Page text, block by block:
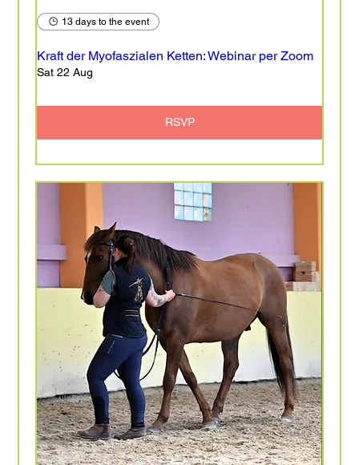
13 days to the event
Kraft der Myofaszialen Ketten: Webinar per Zoom
Sat 22 Aug
RSVP